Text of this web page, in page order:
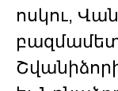
ոսկու,